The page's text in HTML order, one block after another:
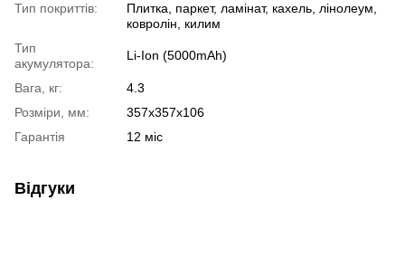
Тип покриттів:
Плитка, паркет, ламінат, кахель, лінолеум,
ковролін, килим
Тип
акумулятора:
Li-Ion (5000mAh)
Вага, кг:
4.3
Розміри, мм:
357х357х106
Гарантія
12 міс
Відгуки